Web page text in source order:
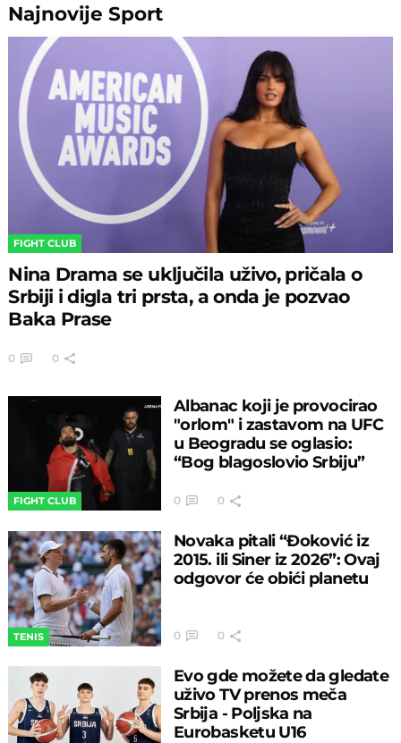
NajnovijeSport
FIGHT CLUB
Nina Drama se uključila uživo, pričala o
Srbiji i digla tri prsta, a onda je pozvao
Baka Prase
0 0
FIGHT CLUB
Albanac koji je provocirao
"orlom" i zastavom na UFC
u Beogradu se oglasio:
“Bog blagoslovio Srbiju”
0 0
TENIS
Novaka pitali “Đoković iz
2015. ili Siner iz 2026”: Ovaj
odgovor će obići planetu
0 0
Evo gde možete da gledate
uživo TV prenos meča
Srbija - Poljska na
Eurobasketu U16